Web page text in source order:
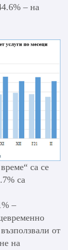
– на
са се
са
–
от
на